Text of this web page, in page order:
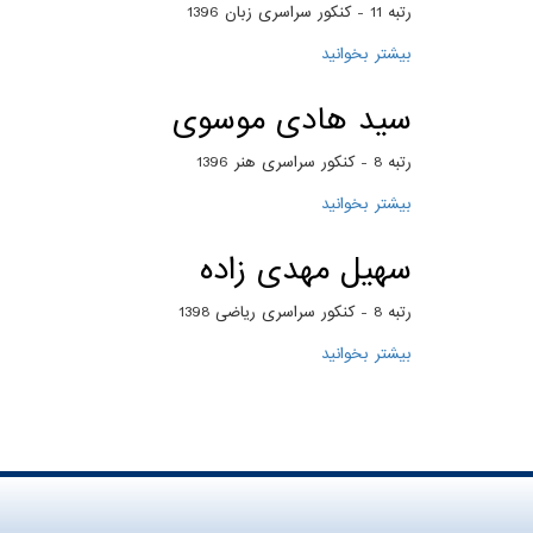
رتبه 11 - کنکور سراسری زبان 1396
بیشتر بخوانید
سید هادی موسوی
رتبه 8 - کنکور سراسری هنر 1396
بیشتر بخوانید
سهیل مهدی زاده
رتبه 8 - کنکور سراسری ریاضی 1398
بیشتر بخوانید